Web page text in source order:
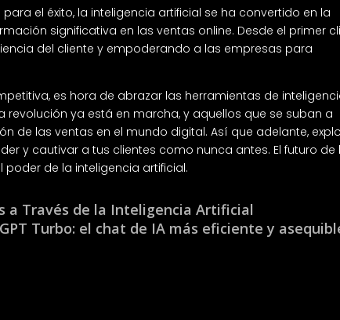
el éxito, la inteligencia artificial se ha convertido en la
significativa en las ventas online. Desde el primer
del cliente y empoderando a las empresas para
es hora de abrazar las herramientas de
revolución ya está en marcha, y aquellos que se suban a
de las ventas en el mundo digital. Así que adelante,
y cautivar a tus clientes como nunca antes. El futuro de
de la inteligencia artificial.
a Través de la Inteligencia Artificial
Turbo: el chat de IA más eficiente y